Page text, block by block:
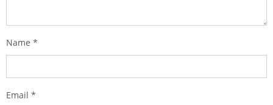
Name *
Email *